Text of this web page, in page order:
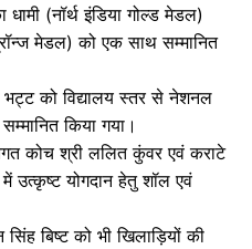
(नॉर्थ इंडिया गोल्ड मेडल)
मेडल) को एक साथ सम्मानित
को विद्यालय स्तर से नेशनल
किया गया।
कोच श्री ललित कुंवर एवं कराटे
उत्कृष्ट योगदान हेतु शॉल एवं
बिष्ट को भी खिलाड़ियों की